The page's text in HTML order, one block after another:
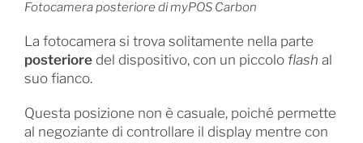
Fotocamera posteriore di myPOS Carbon
La fotocamera si trova solitamente nella parte
posterioredel dispositivo, con un piccolo flash al
suo fianco.
Questa posizione non è casuale, poiché permette
al negoziante di controllare il display mentre con